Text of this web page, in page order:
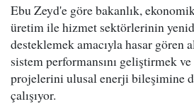
Ebu Zeyd'e göre bakanlık,
üretim ile hizmet sektörlerinin
desteklemek amacıyla hasar gören
sistem performansını geliştirmek
projelerini ulusal enerji bileşimine
çalışıyor.